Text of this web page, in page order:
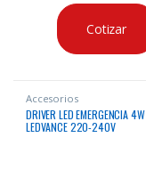
Cotizar
Accesorios
DRIVER LED EMERGENCIA 4W
LEDVANCE 220-240V